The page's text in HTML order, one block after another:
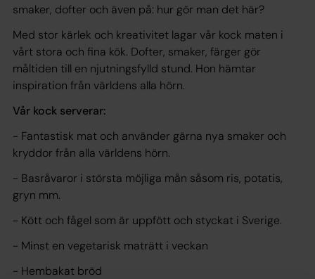
smaker, dofter och även på: hur gör man det här?
Med stor kärlek och kreativitet lagar vår kock maten i
vårt stora och fina kök. Dofter, smaker, färger gör
måltiden till en njutningsfylld stund. Hon hämtar
inspiration från världens alla hörn.
Vår kock serverar:
- Fantastisk mat och använder gärna nya smaker och
kryddor från alla världens hörn.
- Basråvaror i största möjliga mån såsom ris, potatis,
gryn mm.
- Kött och fågel som är uppfött och styckat i Sverige.
- Minst en vegetarisk maträtt i veckan
- Hembakat bröd